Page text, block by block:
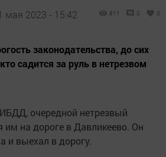
мая 2023 - 15:42 811 0 0
законодательства, до сих
садится за руль в нетрезвом
очередной нетрезвый
им на дороге в Давликеево. Он
и выехал в дорогу.